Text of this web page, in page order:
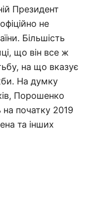
Президент
не
Більшість
що він все ж
на що вказує
На думку
Порошенко
початку 2019
та інших